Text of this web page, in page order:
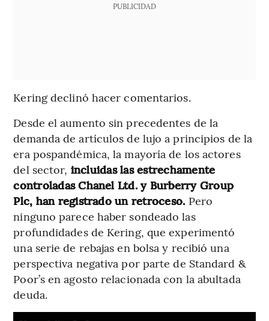
PUBLICIDAD
Kering declinó hacer comentarios.
Desde el aumento sin precedentes de la
demanda de artículos de lujo a principios de la
era pospandémica, la mayoría de los actores
del sector, incluidas las estrechamente
controladas Chanel Ltd. y Burberry Group
Plc, han registrado un retroceso. Pero
ninguno parece haber sondeado las
profundidades de Kering, que experimentó
una serie de rebajas en bolsa y recibió una
perspectiva negativa por parte de Standard &
Poor’s en agosto relacionada con la abultada
deuda.